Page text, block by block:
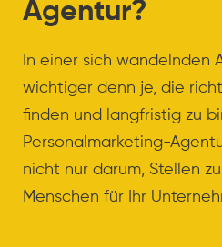
Agentur?
In einer sich wandelnden
wichtiger denn je, die
finden und langfristig zu
Personalmarketing-
nicht nur darum, Stellen
Menschen für Ihr